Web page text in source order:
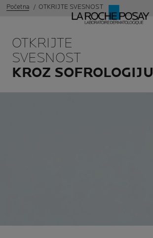
Početna OTKRIJTE SVESNOST
OTKRIJTE
SVESNOST
KROZ SOFROLOGIJU